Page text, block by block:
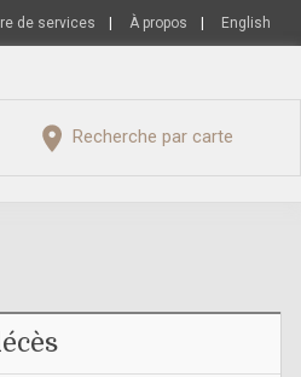
de services À propos English
Recherche par carte